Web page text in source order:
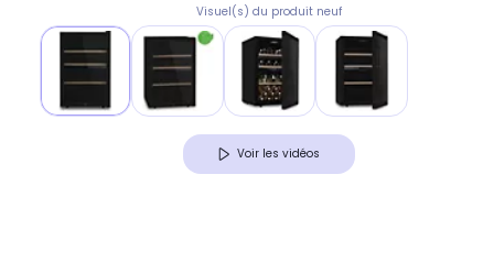
Visuel(s) du produit neuf
Voir les vidéos